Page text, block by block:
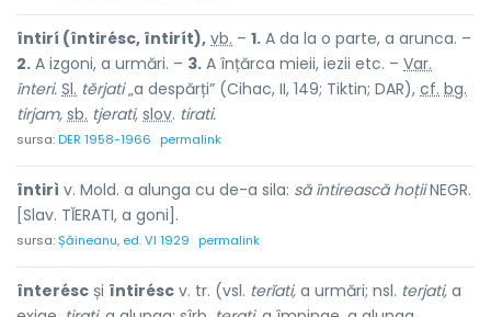
întirí (întirésc, întirít), vb. – 1. A da la o parte, a arunca. –
2. A izgoni, a urmări. – 3. A înțărca mieii, iezii etc. – Var.
înteri. Sl. tĕrjati„a despărți” (Cihac, II, 149; Tiktin; DAR), cf. bg.
tirjam, sb. tjerati, slov. tirati.
sursa:DER 1958-1966 permalink
întirì v. Mold. a alunga cu de-a sila: să întirească hoțiiNEGR.
[Slav. TĬERATI, a goni].
sursa:Șăineanu, ed. VI 1929 permalink
înterésc și întirésc v. tr. (vsl. terĭati, a urmări; nsl. terjati, a